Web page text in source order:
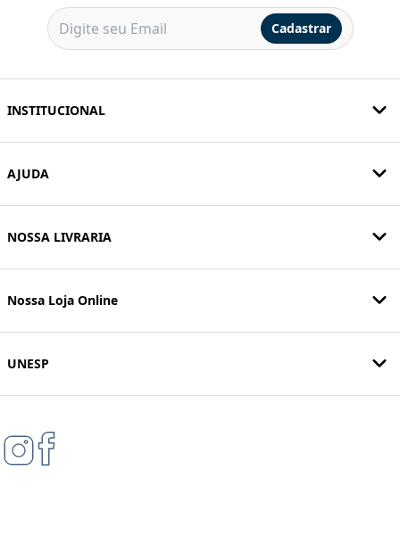
Cadastrar
INSTITUCIONAL
AJUDA
NOSSA LIVRARIA
Nossa Loja Online
UNESP